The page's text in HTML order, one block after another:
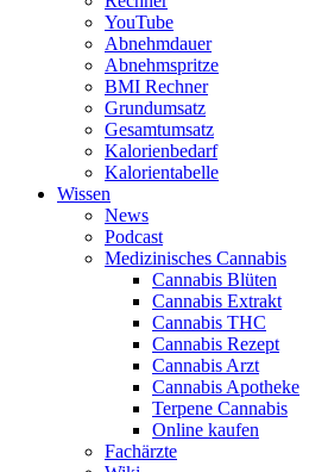
YouTube
Abnehmdauer
Abnehmspritze
BMI Rechner
Grundumsatz
Gesamtumsatz
Kalorienbedarf
Kalorientabelle
Wissen
News
Podcast
Medizinisches Cannabis
Cannabis Blüten
Cannabis Extrakt
Cannabis THC
Cannabis Rezept
Cannabis Arzt
Cannabis Apotheke
Terpene Cannabis
Online kaufen
Fachärzte